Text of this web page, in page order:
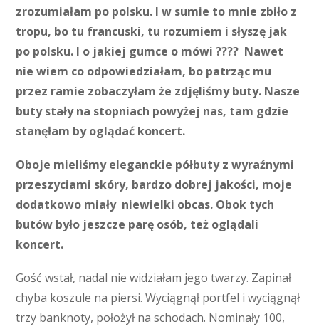
zrozumiałam po polsku. I w sumie to mnie zbiło z
tropu, bo tu francuski, tu rozumiem i słyszę jak
po polsku. I o jakiej gumce o mówi ???? Nawet
nie wiem co odpowiedziałam, bo patrząc mu
przez ramie zobaczyłam że zdjęliśmy buty. Nasze
buty stały na stopniach powyżej nas, tam gdzie
stanęłam by oglądać koncert.
Oboje mieliśmy eleganckie półbuty z wyraźnymi
przeszyciami skóry, bardzo dobrej jakości, moje
dodatkowo miały niewielki obcas. Obok tych
butów było jeszcze parę osób, też oglądali
koncert.
Gość wstał, nadal nie widziałam jego twarzy. Zapinał
chyba koszule na piersi. Wyciągnął portfel i wyciągnął
trzy banknoty, położył na schodach. Nominały 100,